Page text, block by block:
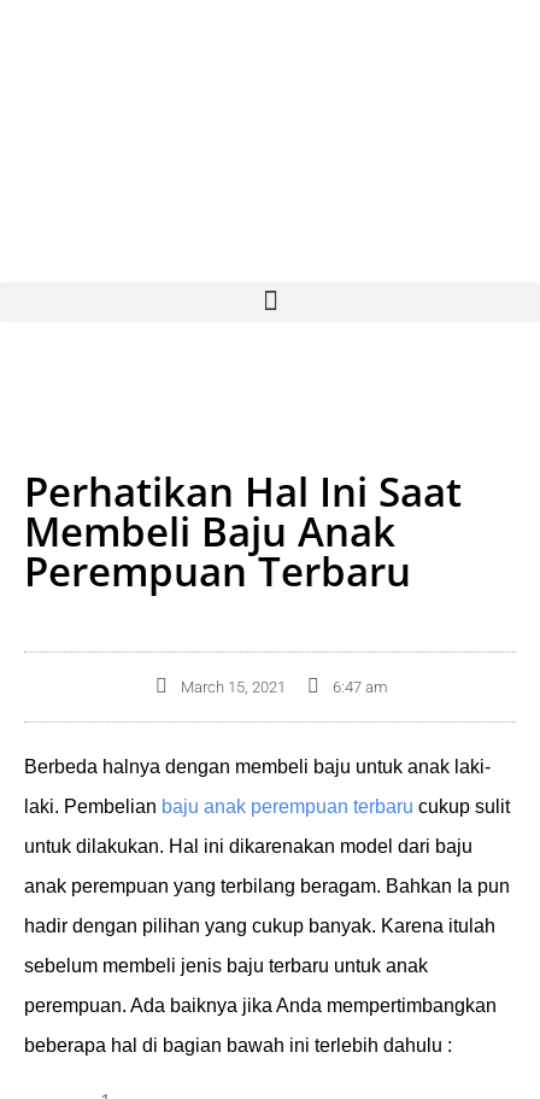
Perhatikan Hal Ini Saat
Membeli Baju Anak
Perempuan Terbaru
March 15, 2021 6:47 am
Berbeda halnya dengan membeli baju untuk anak laki-
laki. Pembelian baju anak perempuan terbaru cukup sulit
untuk dilakukan. Hal ini dikarenakan model dari baju
anak perempuan yang terbilang beragam. Bahkan Ia pun
hadir dengan pilihan yang cukup banyak. Karena itulah
sebelum membeli jenis baju terbaru untuk anak
perempuan. Ada baiknya jika Anda mempertimbangkan
beberapa hal di bagian bawah ini terlebih dahulu :